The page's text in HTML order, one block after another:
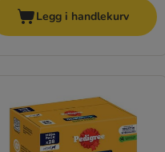
Legg i handlekurv